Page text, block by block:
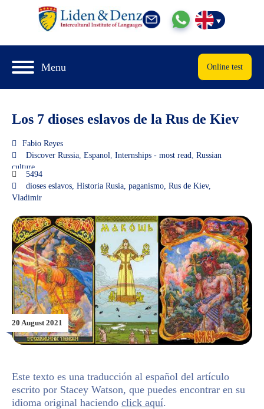
Menu Online test
Los 7 dioses eslavos de la Rus de Kiev
Fabio Reyes
Discover Russia Espanol Internships - most read Russian
culture
5494
dioses eslavos Historia Rusia paganismo Rus de Kiev,
Vladimir
20 August 2021
Este texto es una traducción al español del artículo
escrito por Stacey Watson, que puedes encontrar en su
idioma original haciendo click aquí.